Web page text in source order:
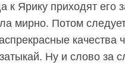
к Ярику приходят
мирно. Потом
качества
Ну и слово за